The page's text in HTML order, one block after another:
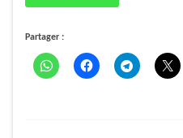
Partager :